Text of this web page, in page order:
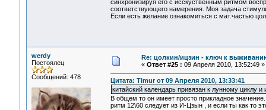
синхронизируя его с исскуственным ритмом
соответствующего намерения. Моя задача
Если есть желание ознакомиться с мат.частью
werdy
Постоялец
Сообщений: 478
Re: цолкин/ицзин - ключ к
« Ответ #25 : 09 Апреля 2010, 13:52:49 »
Цитата: Timur от 09 Апреля 2010, 13:33:41
китайский календарь привязан к лунному циклу
В общем то он имеет просто прикладное значение.
ритм 12\60 следует из И-Цзын , и если ты как то